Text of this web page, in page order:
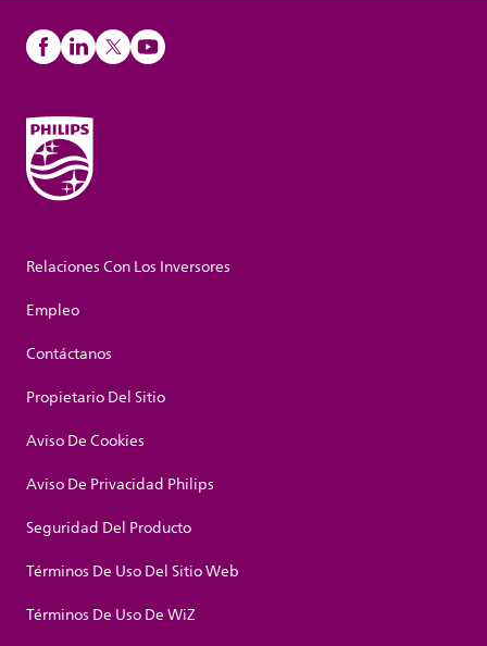
Relaciones Con Los Inversores
Empleo
Contáctanos
Propietario Del Sitio
Aviso De Cookies
Aviso De Privacidad Philips
Seguridad Del Producto
Términos De Uso Del Sitio Web
Términos De Uso De WiZ